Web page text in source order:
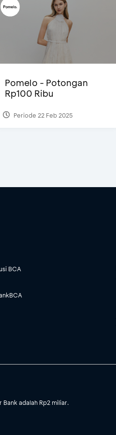
Pomelo - Potongan
Rp100 Ribu
Periode 22 Feb 2025
BCA
adalah Rp2 miliar.